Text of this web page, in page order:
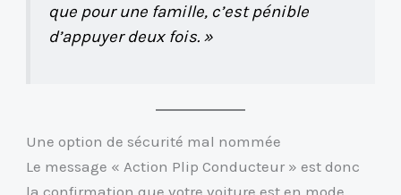
que pour une famille, c’est pénible
d’appuyer deux fois. »
Une option de sécurité mal nommée
Le message « Action Plip Conducteur » est donc
la confirmation que votre voiture est en mode